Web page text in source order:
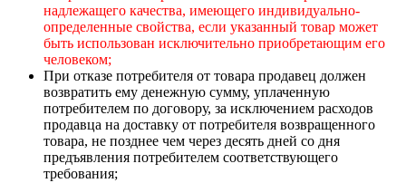
надлежащего качества, имеющего индивидуально-
определенные свойства, если указанный товар может
быть использован исключительно приобретающим его
человеком;
При отказе потребителя от товара продавец должен
возвратить ему денежную сумму, уплаченную
потребителем по договору, за исключением расходов
продавца на доставку от потребителя возвращенного
товара, не позднее чем через десять дней со дня
предъявления потребителем соответствующего
требования;